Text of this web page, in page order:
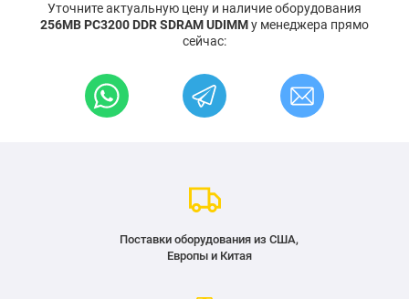
Уточните актуальную цену и наличие оборудования
256MB PC3200 DDR SDRAM UDIMMу менеджера прямо
сейчас:
Поставки оборудования из США,
Европы и Китая